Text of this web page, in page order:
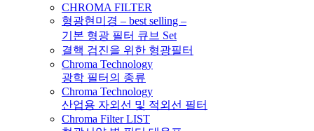
CHROMA FILTER
형광현미경 – best selling –
기본 형광 필터 큐브 Set
결핵 검진을 위한 형광필터
Chroma Technology
광학 필터의 종류
Chroma Technology
산업용 자외선 및 적외선 필터
Chroma Filter LIST